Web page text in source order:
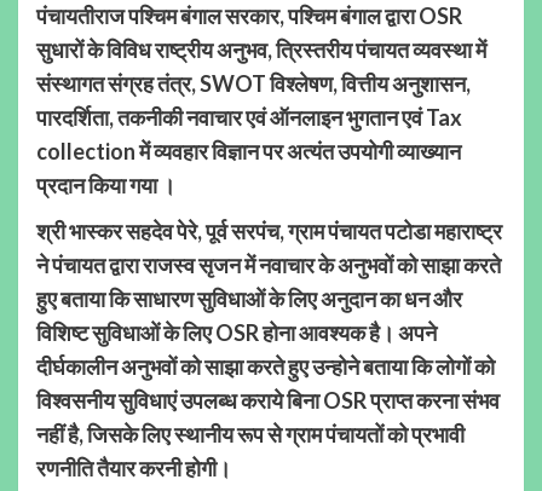
पंचायतीराज पश्चिम बंगाल सरकार, पश्चिम बंगाल द्वारा OSR
सुधारों के विविध राष्ट्रीय अनुभव, त्रिस्तरीय पंचायत व्यवस्था में
संस्थागत संग्रह तंत्र, SWOT विश्लेषण, वित्तीय अनुशासन,
पारदर्शिता, तकनीकी नवाचार एवं ऑनलाइन भुगतान एवं Tax
collection में व्यवहार विज्ञान पर अत्यंत उपयोगी व्याख्यान
प्रदान किया गया ।
श्री भास्कर सहदेव पेरे, पूर्व सरपंच, ग्राम पंचायत पटोडा महाराष्ट्र
ने पंचायत द्वारा राजस्व सृजन में नवाचार के अनुभवों को साझा करते
हुए बताया कि साधारण सुविधाओं के लिए अनुदान का धन और
विशिष्ट सुविधाओं के लिए OSR होना आवश्यक है। अपने
दीर्घकालीन अनुभवों को साझा करते हुए उन्होने बताया कि लोगों को
विश्वसनीय सुविधाएं उपलब्ध कराये बिना OSR प्राप्त करना संभव
नहीं है, जिसके लिए स्थानीय रूप से ग्राम पंचायतों को प्रभावी
रणनीति तैयार करनी होगी।